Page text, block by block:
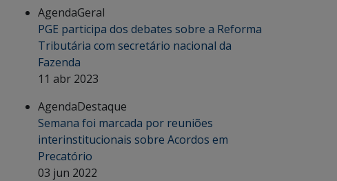
AgendaGeral
PGE participa dos debates sobre a Reforma
Tributária com secretário nacional da
Fazenda
11 abr 2023
AgendaDestaque
Semana foi marcada por reuniões
interinstitucionais sobre Acordos em
Precatório
03 jun 2022